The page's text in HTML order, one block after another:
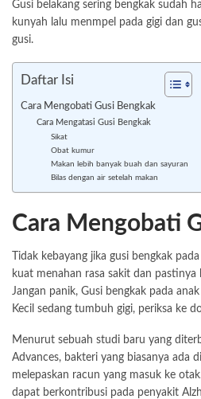
Gusi belakang sering bengkak sudah
kunyah lalu menmpel pada gigi dan
gusi.
Daftar Isi
Cara Mengobati Gusi Bengkak
Cara Mengatasi Gusi Bengkak
Sikat
Obat kumur
Makan lebih banyak buah dan sayuran
Bilas dengan air setelah makan
Cara Mengobati
Tidak kebayang jika gusi bengkak
kuat menahan rasa sakit dan
Jangan panik, Gusi bengkak pada
Kecil sedang tumbuh gigi, periksa ke
Menurut sebuah studi baru yang
Advances, bakteri yang biasanya ada
melepaskan racun yang masuk ke
dapat berkontribusi pada penyakit